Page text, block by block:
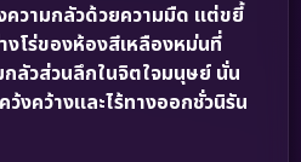
ความกลัวด้วยความมืด แต่ขยี้
งโร่ของห้องสีเหลืองหม่นที่
กลัวส่วนลึกในจิตใจมนุษย์ นั่น
งคว้างและไร้ทางออกชั่วนิรัน